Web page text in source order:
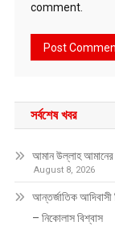
comment.
সর্বশেষ খবর
আমান উল্লাহ আমানের
August 8, 2026
আন্তর্জাতিক আদিবাসী
– নিকোলাস বিশ্বাস